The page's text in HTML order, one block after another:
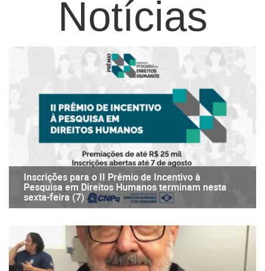
Notícias
Inscrições para o II Prêmio de Incentivo à
Pesquisa em Direitos Humanos terminam nesta
sexta-feira (7)